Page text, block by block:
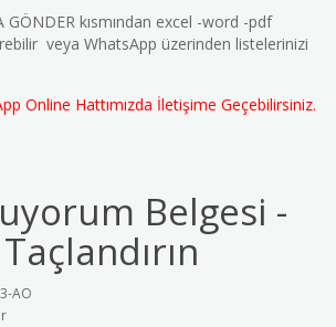
kısmından excel -word -pdf
veya WhatsApp üzerinden listelerinizi
Online Hattımızda İletişime Geçebilirsiniz.
Belgesi -
AO